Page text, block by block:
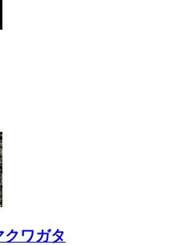
ワガタ